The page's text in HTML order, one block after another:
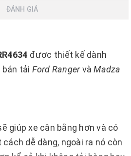
ĐÁNH GIÁ
được thiết kế dành
bán tải Ford RangervàMadza
giúp xe cân bằng hơn và có
dễ dàng, ngoài ra nó còn